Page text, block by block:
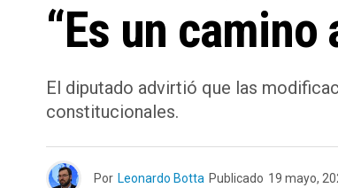
“Es un
El diputado advirtió que las
constitucionales.
Por Leonardo Botta Publicado 19 mayo,